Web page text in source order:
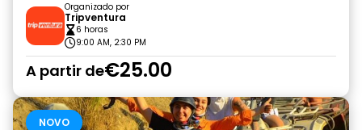
Organizado por
Tripventura
6 horas
9:00 AM, 2:30 PM
A partir de€25.00
NOVO